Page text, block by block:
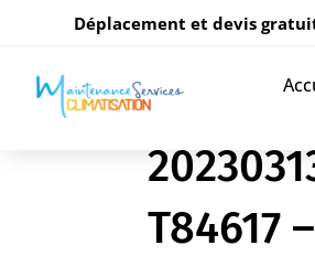
Déplacement et devis
T84617